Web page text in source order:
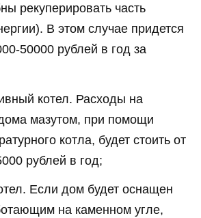
рекуперировать часть
В этом случае придется
50000 рублей в год за
котел. Расходы на
мазутом, при помощи
котла, будет стоить от
рублей в год;
Если дом будет оснащен
на каменном угле,